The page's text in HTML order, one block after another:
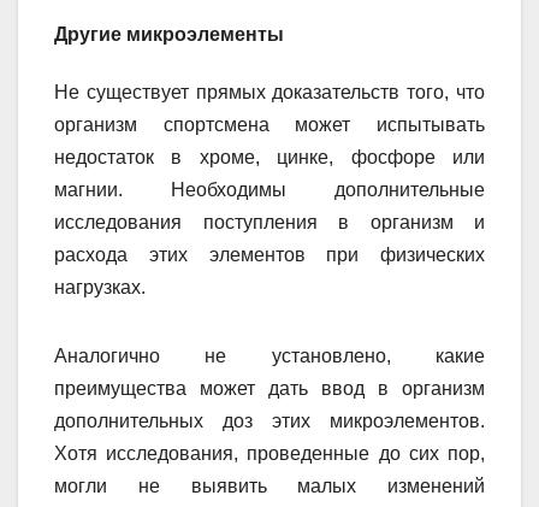
Другие микроэлементы
Не существует прямых доказательств того, что
организм спортсмена может испытывать
недостаток в хроме, цинке, фосфоре или
магнии. Необходимы дополнительные
исследования поступления в организм и
расхода этих элементов при физических
нагрузках.
Аналогично не установлено, какие
преимущества может дать ввод в организм
дополнительных доз этих микроэлементов.
Хотя исследования, проведенные до сих пор,
могли не выявить малых изменений